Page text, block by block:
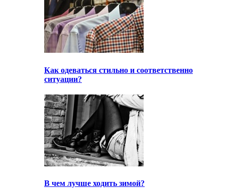
Как одеваться стильно и соответственно
ситуации?
В чем лучше ходить зимой?